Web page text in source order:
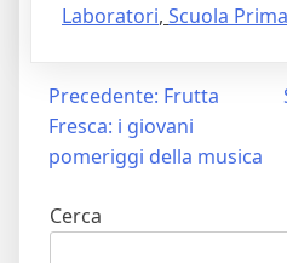
Laboratori, Scuola
Navigazione
articoli
Precedente: Frutta
Fresca: i giovani
pomeriggi della musica
Cerca